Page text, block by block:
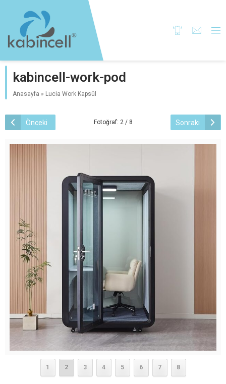
kabincell-work-pod
Anasayfa » Lucia Work Kapsül
Önceki Fotoğraf: 2 / 8 Sonraki
1 2 3 4 5 6 7 8